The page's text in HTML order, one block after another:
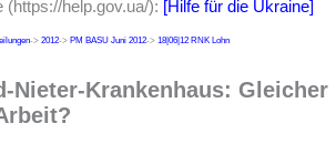
(https://help.gov.ua/): [Hilfe für die Ukraine]
-> 2012-> PM BASU Juni 2012-> 18|06|12 RNK Lohn
Nieter-Krankenhaus: